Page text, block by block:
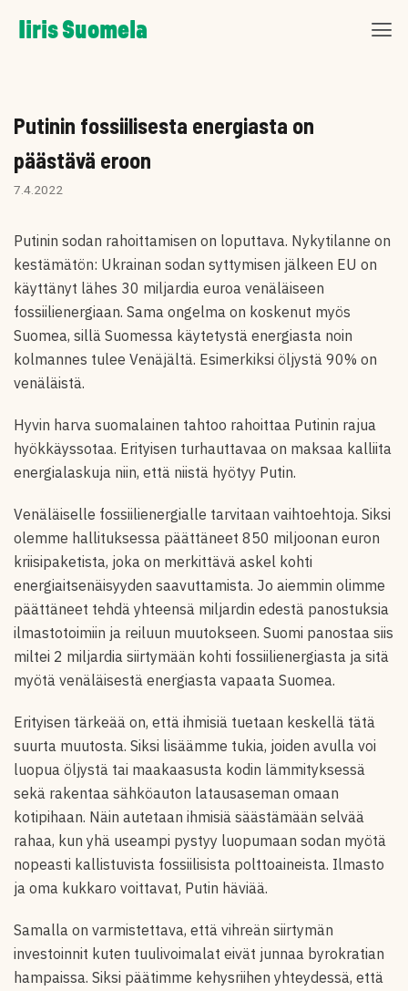
Skip
to
Iiris Suomela
Putinin fossiilisesta energiasta on
päästävä eroon
7.4.2022
Putinin sodan rahoittamisen on loputtava. Nykytilanne on
kestämätön: Ukrainan sodan syttymisen jälkeen EU on
käyttänyt lähes 30 miljardia euroa venäläiseen
fossiilienergiaan. Sama ongelma on koskenut myös
Suomea, sillä Suomessa käytetystä energiasta noin
kolmannes tulee Venäjältä. Esimerkiksi öljystä 90% on
venäläistä.
Hyvin harva suomalainen tahtoo rahoittaa Putinin rajua
hyökkäyssotaa. Erityisen turhauttavaa on maksaa kalliita
energialaskuja niin, että niistä hyötyy Putin.
Venäläiselle fossiilienergialle tarvitaan vaihtoehtoja. Siksi
olemme hallituksessa päättäneet 850 miljoonan euron
kriisipaketista, joka on merkittävä askel kohti
energiaitsenäisyyden saavuttamista. Jo aiemmin olimme
päättäneet tehdä yhteensä miljardin edestä panostuksia
ilmastotoimiin ja reiluun muutokseen. Suomi panostaa siis
miltei 2 miljardia siirtymään kohti fossiilienergiasta ja sitä
myötä venäläisestä energiasta vapaata Suomea.
Erityisen tärkeää on, että ihmisiä tuetaan keskellä tätä
suurta muutosta. Siksi lisäämme tukia, joiden avulla voi
luopua öljystä tai maakaasusta kodin lämmityksessä
sekä rakentaa sähköauton latausaseman omaan
kotipihaan. Näin autetaan ihmisiä säästämään selvää
rahaa, kun yhä useampi pystyy luopumaan sodan myötä
nopeasti kallistuvista fossiilisista polttoaineista. Ilmasto
ja oma kukkaro voittavat, Putin häviää.
Samalla on varmistettava, että vihreän siirtymän
investoinnit kuten tuulivoimalat eivät junnaa byrokratian
hampaissa. Siksi päätimme kehysriihen yhteydessä, että